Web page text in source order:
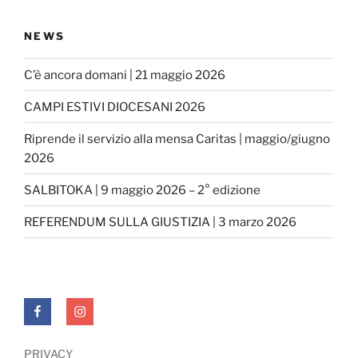
NEWS
C’è ancora domani | 21 maggio 2026
CAMPI ESTIVI DIOCESANI 2026
Riprende il servizio alla mensa Caritas | maggio/giugno
2026
SALBITOKA | 9 maggio 2026 – 2° edizione
REFERENDUM SULLA GIUSTIZIA | 3 marzo 2026
FACEBOOKINSTAGRAM
PRIVACY